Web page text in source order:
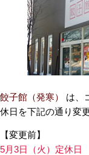
餃子館（発寒）
は、
休日を下記の通り変
【変更前】
5月3日（火）定休日